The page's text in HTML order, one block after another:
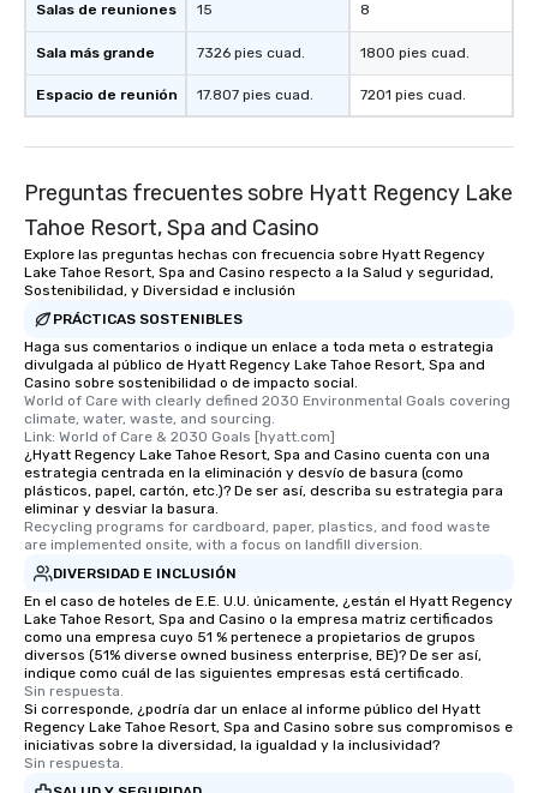
Salas de reuniones
Sala más grande
Espacio de reunión
15
7326 pies cuad.
17.807 pies cuad.
8
1800 pies cuad.
7201 pies cuad.
Preguntas frecuentes sobre Hyatt Regency Lake
Tahoe Resort, Spa and Casino
Explore las preguntas hechas con frecuencia sobre Hyatt Regency
Lake Tahoe Resort, Spa and Casino respecto a la Salud y seguridad,
Sostenibilidad, y Diversidad e inclusión
PRÁCTICAS SOSTENIBLES
Haga sus comentarios o indique un enlace a toda meta o estrategia
divulgada al público de Hyatt Regency Lake Tahoe Resort, Spa and
Casino sobre sostenibilidad o de impacto social.
World of Care with clearly defined 2030 Environmental Goals covering
climate, water, waste, and sourcing.
Link: World of Care & 2030 Goals [hyatt.com]
¿Hyatt Regency Lake Tahoe Resort, Spa and Casino cuenta con una
estrategia centrada en la eliminación y desvío de basura (como
plásticos, papel, cartón, etc.)? De ser así, describa su estrategia para
eliminar y desviar la basura.
Recycling programs for cardboard, paper, plastics, and food waste
are implemented onsite, with a focus on landfill diversion.
DIVERSIDAD E INCLUSIÓN
En el caso de hoteles de E.E. U.U. únicamente, ¿están el Hyatt Regency
Lake Tahoe Resort, Spa and Casino o la empresa matriz certificados
como una empresa cuyo 51 % pertenece a propietarios de grupos
diversos (51% diverse owned business enterprise, BE)? De ser así,
indique como cuál de las siguientes empresas está certificado.
Sin respuesta.
Si corresponde, ¿podría dar un enlace al informe público del Hyatt
Regency Lake Tahoe Resort, Spa and Casino sobre sus compromisos e
iniciativas sobre la diversidad, la igualdad y la inclusividad?
Sin respuesta.